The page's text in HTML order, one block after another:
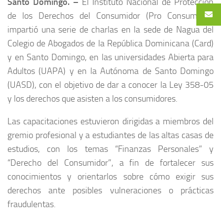
de los Derechos del Consumidor (Pro Consumidor)
impartió una serie de charlas en la sede de Nagua del
Colegio de Abogados de la República Dominicana (Card)
y en Santo Domingo, en las universidades Abierta para
Adultos (UAPA) y en la Autónoma de Santo Domingo
(UASD), con el objetivo de dar a conocer la Ley 358-05
y los derechos que asisten a los consumidores.
Las capacitaciones estuvieron dirigidas a miembros del
gremio profesional y a estudiantes de las altas casas de
estudios, con los temas “Finanzas Personales” y
“Derecho del Consumidor”, a fin de fortalecer sus
conocimientos y orientarlos sobre cómo exigir sus
derechos ante posibles vulneraciones o prácticas
fraudulentas.